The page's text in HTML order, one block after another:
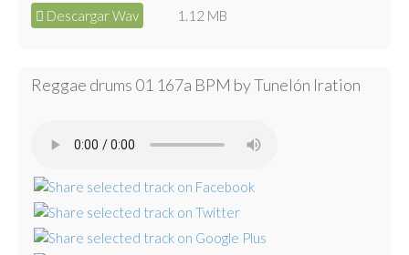
Descargar Wav 1.12 MB
Reggae drums 01 167a BPM by Tunelón Iration